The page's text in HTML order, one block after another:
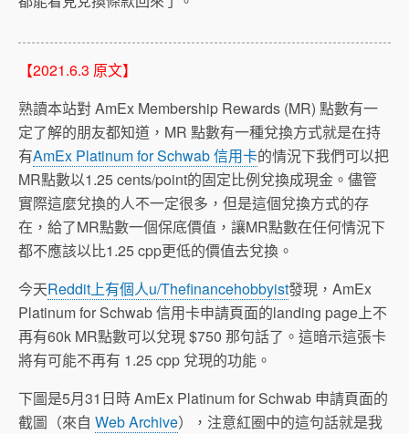
【2021.6.3 原文】
熟讀本站對 AmEx Membership Rewards (MR) 點數有一
定了解的朋友都知道，MR 點數有一種兌換方式就是在持
有AmEx Platinum for Schwab 信用卡的情況下我們可以把
MR點數以1.25 cents/point的固定比例兌換成現金。儘管
實際這麼兌換的人不一定很多，但是這個兌換方式的存
在，給了MR點數一個保底價值，讓MR點數在任何情況下
都不應該以比1.25 cpp更低的價值去兌換。
今天Reddit上有個人u/Thefinancehobbyist發現，AmEx
Platinum for Schwab 信用卡申請頁面的landing page上不
再有60k MR點數可以兌現 $750 那句話了。這暗示這張卡
將有可能不再有 1.25 cpp 兌現的功能。
下圖是5月31日時 AmEx Platinum for Schwab 申請頁面的
截圖（來自 Web Archive），注意紅圈中的這句話就是我